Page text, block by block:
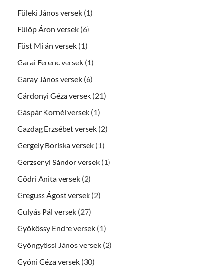
Füleki János versek (1)
Fülöp Áron versek (6)
Füst Milán versek (1)
Garai Ferenc versek (1)
Garay János versek (6)
Gárdonyi Géza versek (21)
Gáspár Kornél versek (1)
Gazdag Erzsébet versek (2)
Gergely Boriska versek (1)
Gerzsenyi Sándor versek (1)
Gödri Anita versek (2)
Greguss Ágost versek (2)
Gulyás Pál versek (27)
Gyökössy Endre versek (1)
Gyöngyössi János versek (2)
Gyóni Géza versek (30)